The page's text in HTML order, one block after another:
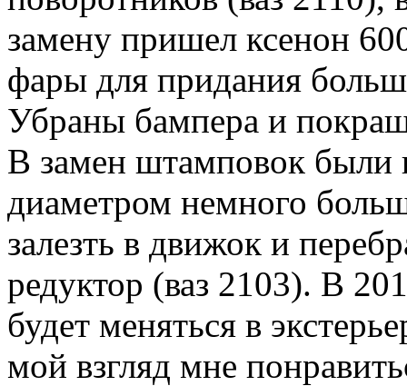
замену пришел ксенон
фары для придания
Убраны бампера и
В замен штамповок были
диаметром немного
залезть в движок и
редуктор (ваз 2103). В
будет меняться в
мой взгляд мне